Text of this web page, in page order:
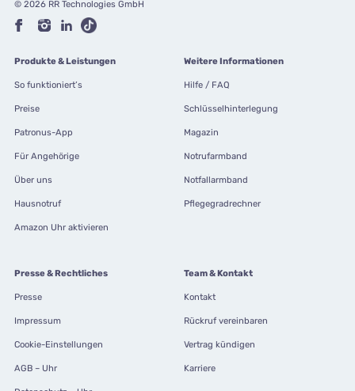
© 2026 RR Technologies GmbH
Produkte & Leistungen
So funktioniert’s
Preise
Patronus-App
Für Angehörige
Über uns
Hausnotruf
Amazon Uhr aktivieren
Weitere Informationen
Hilfe / FAQ
Schlüsselhinterlegung
Magazin
Notrufarmband
Notfallarmband
Pflegegradrechner
Presse & Rechtliches
Presse
Impressum
Cookie-Einstellungen
AGB – Uhr
Team & Kontakt
Kontakt
Rückruf vereinbaren
Vertrag kündigen
Karriere